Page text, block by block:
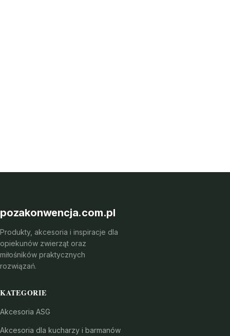
pozakonwencja.com.pl
Produkty, akcesoria i inspiracje dla
opiekunów zwierząt oraz
miłośników praktycznych
rozwiązań.
KATEGORIE
Akcesoria ASG
Akcesoria dla kucharzy i barmanów